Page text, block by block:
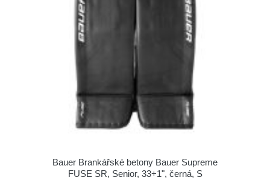
Bauer Brankářské betony Bauer Supreme
FUSE SR, Senior, 33+1", černá, S